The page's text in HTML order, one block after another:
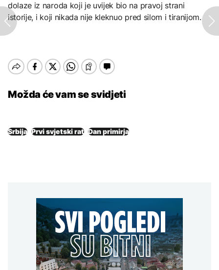
dolaze iz naroda koji je uvijek bio na pravoj strani
istorije, i koji nikada nije kleknuo pred silom i tiranijom.
Možda će vam se svidjeti
Srbija Prvi svjetski rat Dan primirja